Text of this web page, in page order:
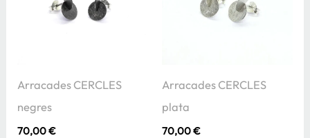
Arracades CERCLES
negres
70,00€
Arracades CERCLES
plata
70,00€